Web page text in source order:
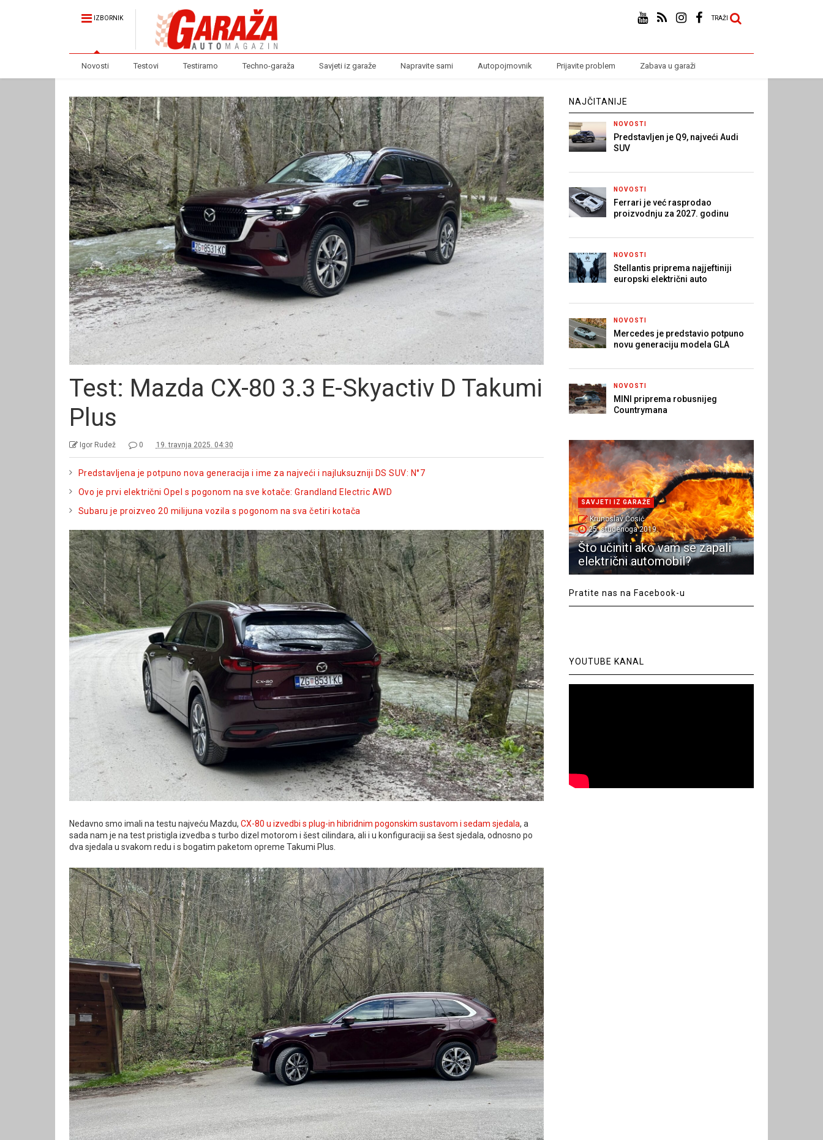
IZBORNIK TRAŽI
Novosti Testovi Testiramo Techno-garaža Savjeti iz garaže Napravite sami Autopojmovnik Prijavite problem Zabava u garaži
Test: Mazda CX-80 3.3 E-Skyactiv D Takumi
Plus
Igor Rudež 0 19. travnja 2025. 04:30
Predstavljena je potpuno nova generacija i ime za najveći i najluksuzniji DS SUV: N°7
Ovo je prvi električni Opel s pogonom na sve kotače: Grandland Electric AWD
Subaru je proizveo 20 milijuna vozila s pogonom na sva četiri kotača
Nedavno smo imali na testu najveću Mazdu, CX-80 u izvedbi s plug-in hibridnim pogonskim sustavom i sedam sjedala, a
sada nam je na test pristigla izvedba s turbo dizel motorom i šest cilindara, ali i u konfiguraciji sa šest sjedala, odnosno po
dva sjedala u svakom redu i s bogatim paketom opreme Takumi Plus.
NAJČITANIJE
NOVOSTI
Predstavljen je Q9, najveći Audi
SUV
NOVOSTI
Ferrari je već rasprodao
proizvodnju za 2027. godinu
NOVOSTI
Stellantis priprema najjeftiniji
europski električni auto
NOVOSTI
Mercedes je predstavio potpuno
novu generaciju modela GLA
NOVOSTI
MINI priprema robusnijeg
Countrymana
SAVJETI IZ GARAŽE
Krunoslav Ćosić
25. studenoga 2019.
Što učiniti ako vam se zapali
električni automobil?
Pratite nas na Facebook-u
YOUTUBE KANAL